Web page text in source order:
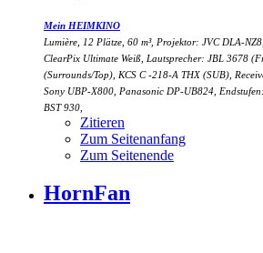
Mein HEIMKINO
Lumière, 12 Plätze, 60 m³, Projektor: JVC DLA-
ClearPix Ultimate Weiß, Lautsprecher: JBL 3678
(Surrounds/Top), KCS C -218-A THX (SUB),
Sony UBP-X800, Panasonic DP-UB824,
BST 930,
Zitieren
Zum Seitenanfang
Zum Seitenende
HornFan